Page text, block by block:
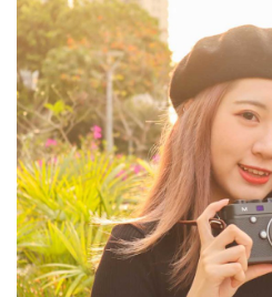
EduTech
IT Times
生成式AI與雲端應用
Enterprise Digital Transformation
特集